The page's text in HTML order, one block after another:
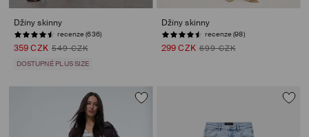
Džíny skinny
recenze (636)
359 CZK 549 CZK
DOSTUPNÉ PLUS SIZE
Džíny skinny
recenze (98)
299 CZK 699 CZK